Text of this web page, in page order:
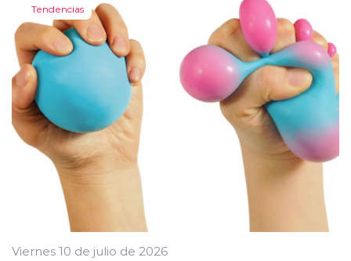
Tendencias
Viernes 10 de julio de 2026